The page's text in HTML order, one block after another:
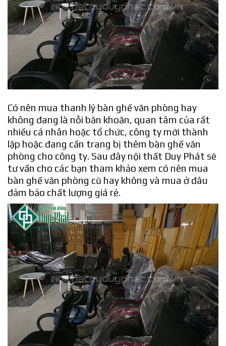
Có nên mua thanh lý bàn ghế văn phòng hay
không đang là nỗi băn khoăn, quan tâm của rất
nhiều cá nhân hoặc tổ chức, công ty mới thành
lập hoặc đang cần trang bị thêm bàn ghế văn
phòng cho công ty. Sau đây nội thất Duy Phát sẽ
tư vấn cho các bạn tham khảo xem có nên mua
bàn ghế văn phòng cũ hay không và mua ở đâu
đảm bảo chất lượng giá rẻ.